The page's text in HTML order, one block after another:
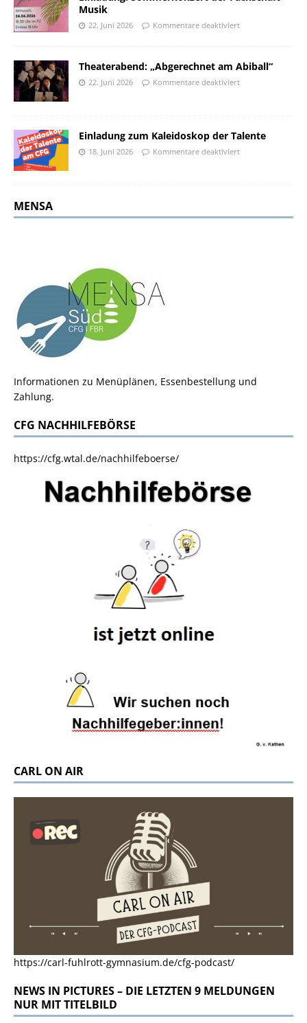
Musik
22. Juni 2026 Kommentare deaktiviert
Theaterabend: „Abgerechnet am Abiball“
22. Juni 2026 Kommentare deaktiviert
Einladung zum Kaleidoskop der Talente
18. Juni 2026 Kommentare deaktiviert
MENSA
Informationen zu Menüplänen, Essenbestellung und
Zahlung.
CFG NACHHILFEBÖRSE
https://cfg.wtal.de/nachhilfeboerse/
CARL ON AIR
https://carl-fuhlrott-gymnasium.de/cfg-podcast/
NEWS IN PICTURES – DIE LETZTEN 9 MELDUNGEN
NUR MIT TITELBILD